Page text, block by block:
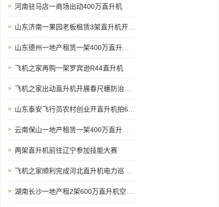
河南驻马店一商场出动400万直升机
飞机之家再购一架罗宾逊R44直升机
两架直升机前往辽宁参加技能大赛